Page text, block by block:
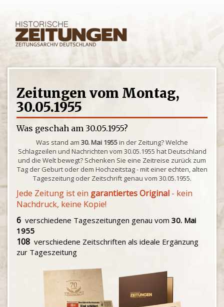
Zeitungen vom Montag,
30.05.1955
Was geschah am 30.05.1955?
Was stand am 30. Mai 1955in der Zeitung? Welche
Schlagzeilen und Nachrichten vom 30.05.1955 hat Deutschland
und die Welt bewegt? Schenken Sie eine Zeitreise zurück zum
Tag der Geburt oder dem Hochzeitstag - mit einer echten, alten
Tageszeitung oder Zeitschrift genau vom 30.05.1955.
Jede Zeitung ist ein garantiertes Original - kein
Nachdruck, keine Kopie!
6 verschiedene Tageszeitungen genau vom 30. Mai
1955
108 verschiedene Zeitschriften als ideale Ergänzung
zur Tageszeitung